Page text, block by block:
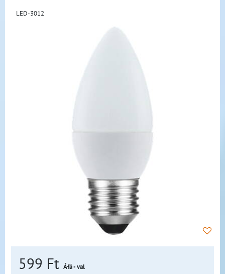
LED-3012
599 Ft Áfá - val